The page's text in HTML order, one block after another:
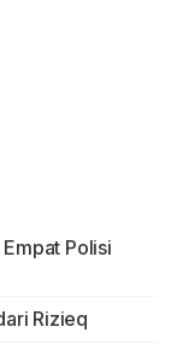
Polisi
Rizieq